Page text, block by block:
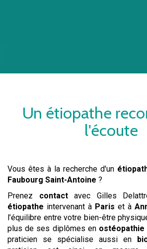
Un étiopathe
l'écoute
Vous êtes à la recherche d'un
Faubourg Saint-Antoine ?
Prenez contactavec Gilles
étiopathe intervenant à Paris et à
l’équilibre entre votre bien-être
plus de ses diplômes en ostéopathie
praticien se spécialise aussi en